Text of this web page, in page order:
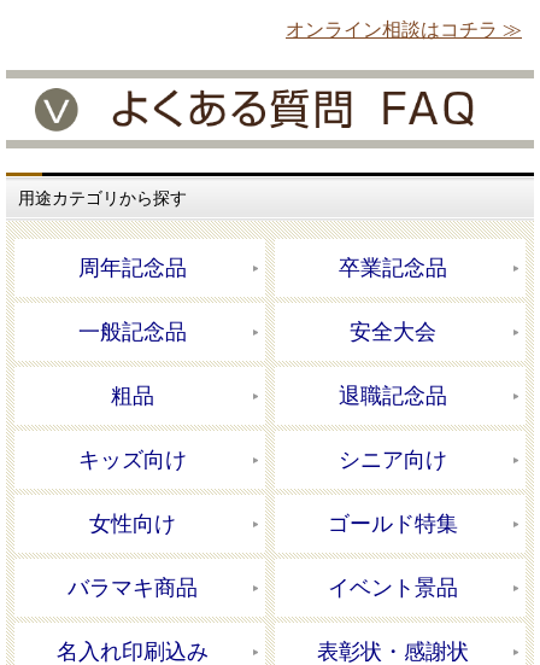
オンライン相談はコチラ ≫
用途カテゴリから探す
周年記念品 卒業記念品
一般記念品 安全大会
粗品 退職記念品
キッズ向け シニア向け
女性向け ゴールド特集
バラマキ商品 イベント景品
名入れ印刷込み 表彰状・感謝状